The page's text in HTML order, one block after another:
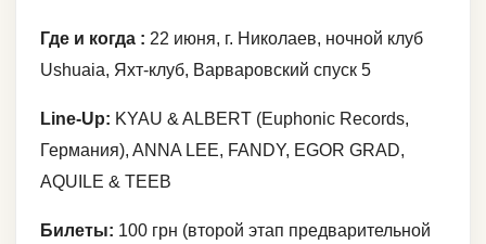
Где и когда : 22 июня, г. Николаев, ночной клуб
Ushuaia, Яхт-клуб, Варваровский спуск 5
Line-Up: KYAU & ALBERT (Euphonic Records,
Германия), ANNA LEE, FANDY, EGOR GRAD,
AQUILE & TEEB
Билеты: 100 грн (второй этап предварительной